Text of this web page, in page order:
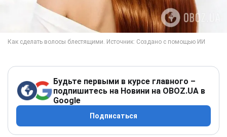
Будьте первыми в курсе главного –
подпишитесь на Новини на OBOZ.UA в
Google
Подписаться